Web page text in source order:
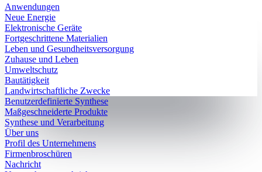
Anwendungen
Neue Energie
Elektronische Geräte
Fortgeschrittene Materialien
Leben und Gesundheitsversorgung
Zuhause und Leben
Umweltschutz
Bautätigkeit
Landwirtschaftliche Zwecke
Benutzerdefinierte Synthese
Maßgeschneiderte Produkte
Synthese und Verarbeitung
Über uns
Profil des Unternehmens
Firmenbroschüren
Nachricht